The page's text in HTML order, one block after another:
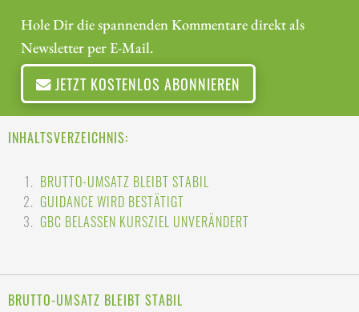
Hole Dir die spannenden Kommentare direkt als
Newsletter per E-Mail.
JETZT KOSTENLOS ABONNIEREN
INHALTSVERZEICHNIS:
BRUTTO-UMSATZ BLEIBT STABIL
GUIDANCE WIRD BESTÄTIGT
GBC BELASSEN KURSZIEL UNVERÄNDERT
BRUTTO-UMSATZ BLEIBT STABIL